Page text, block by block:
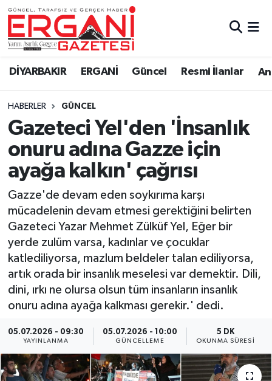
DİYARBAKIR ERGANİ Güncel Resmi İlanlar
HABERLER GÜNCEL
Gazeteci Yel'den 'İnsanlık
onuru adına Gazze için
ayağa kalkın' çağrısı
Gazze'de devam eden soykırıma karşı
mücadelenin devam etmesi gerektiğini belirten
Gazeteci Yazar Mehmet Zülküf Yel, Eğer bir
yerde zulüm varsa, kadınlar ve çocuklar
katlediliyorsa, mazlum beldeler talan ediliyorsa,
artık orada bir insanlık meselesi var demektir. Dili,
dini, ırkı ne olursa olsun tüm insanların insanlık
onuru adına ayağa kalkması gerekir.' dedi.
05.07.2026 - 09:30
YAYINLANMA
05.07.2026 - 10:00
GÜNCELLEME
5 DK
OKUNMA SÜRESI
DİYARBAKIR
BİSMİL
BAĞLAR
ERGANİ
Güncel
Resmi İlanlar
Sağlık
Si̇yaset
Spor
Yaşam
Bi̇li̇m & Teknoloji̇
Ergani Nöbetçi Eczaneler
Ergani Hava Durumu
Ergani Trafik Yoğunluk Haritası
Süper Lig Puan Durumu ve Fikstür
Tüm Manşetler
Son Dakika Haberleri
Haber Arşivi